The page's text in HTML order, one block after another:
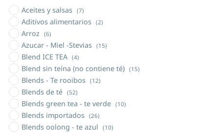
Aceites y salsas (7)
Aditivos alimentarios (2)
Arroz (6)
Azucar - Miel -Stevias (15)
Blend ICE TEA (4)
Blend sin teína (no contiene té) (15)
Blends - Te rooibos (12)
Blends de té (52)
Blends green tea - te verde (10)
Blends importados (26)
Blends oolong - te azul (10)